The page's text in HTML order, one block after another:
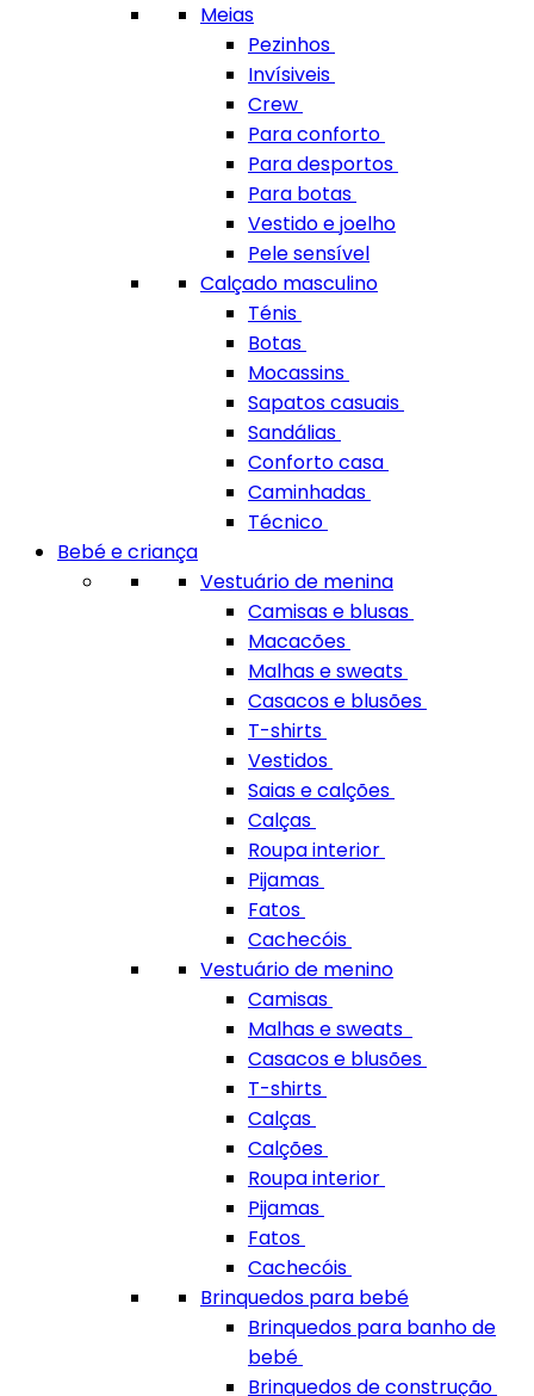
Meias
Pezinhos
Invísiveis
Crew
Para conforto
Para desportos
Para botas
Vestido e joelho
Pele sensível
Calçado masculino
Ténis
Botas
Mocassins
Sapatos casuais
Sandálias
Conforto casa
Caminhadas
Técnico
Bebé e criança
Vestuário de menina
Camisas e blusas
Macacões
Malhas e sweats
Casacos e blusões
T-shirts
Vestidos
Saias e calções
Calças
Roupa interior
Pijamas
Fatos
Cachecóis
Vestuário de menino
Camisas
Malhas e sweats
Casacos e blusões
T-shirts
Calças
Calções
Roupa interior
Pijamas
Fatos
Cachecóis
Brinquedos para bebé
Brinquedos para banho de
bebé
Brinquedos de construção